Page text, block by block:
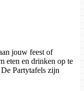
jouw feest of
eten en drinken op te
Partytafels zijn